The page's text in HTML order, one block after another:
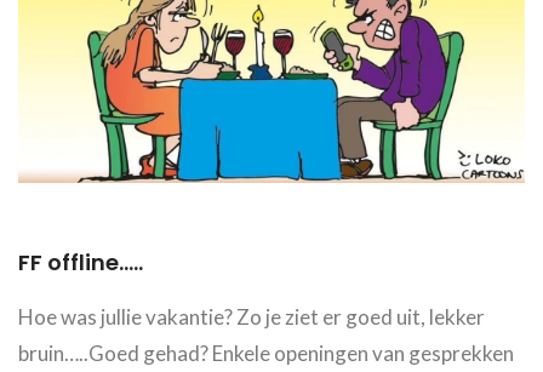
FF offline.....
Hoe was jullie vakantie? Zo je ziet er goed uit, lekker
bruin…..Goed gehad? Enkele openingen van gesprekken